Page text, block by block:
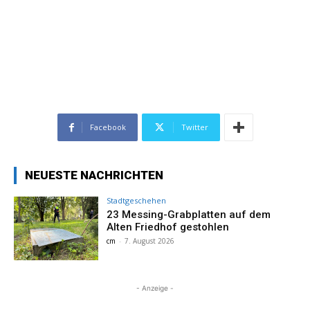
Facebook Twitter
NEUESTE NACHRICHTEN
Stadtgeschehen
23 Messing-Grabplatten auf dem
Alten Friedhof gestohlen
cm - 7. August 2026
- Anzeige -